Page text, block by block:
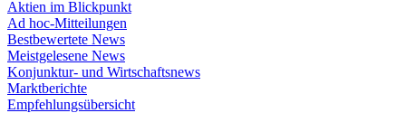
Aktien im Blickpunkt
Ad hoc-Mitteilungen
Bestbewertete News
Meistgelesene News
Konjunktur- und Wirtschaftsnews
Marktberichte
Empfehlungsübersicht